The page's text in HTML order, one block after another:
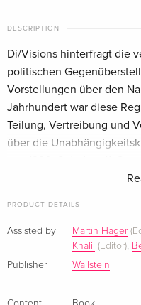
DESCRIPTION
Di/Visions hinterfragt die
politischen
Vorstellungen über den
Jahrhundert war diese
Teilung, Vertreibung und
über die
der Gewalt zur alles
'säkular' und 'religiös',
'Demokratie' und
ist die Überzeugung, dass
PRODUCT DETAILS
Assisted by Martin Hager
Khalil (Editor),
Publisher
Wallstein